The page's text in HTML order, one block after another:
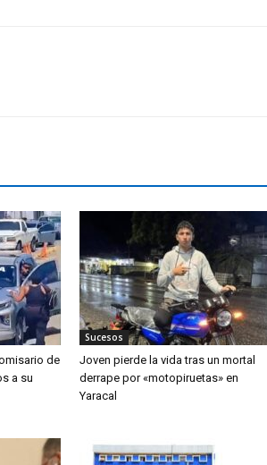
de
a su
Sucesos
Joven pierde la vida tras un mortal
derrape por «motopiruetas» en
Yaracal